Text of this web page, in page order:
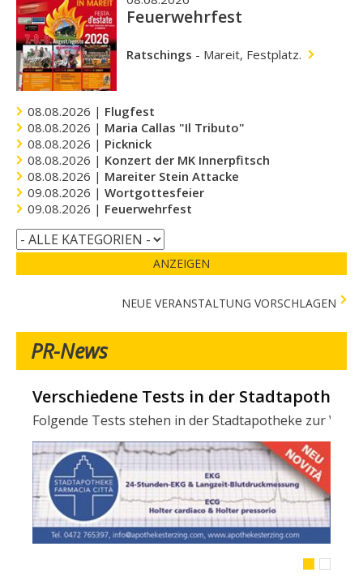
Feuerwehrfest
Ratschings - Mareit, Festplatz.
08.08.2026 | Flugfest
08.08.2026 | Maria Callas "Il Tributo"
08.08.2026 | Picknick
08.08.2026 | Konzert der MK Innerpfitsch
08.08.2026 | Mareiter Stein Attacke
09.08.2026 | Wortgottesfeier
09.08.2026 | Feuerwehrfest
ANZEIGEN
NEUE VERANSTALTUNG VORSCHLAGEN
PR-News
Verschiedene Tests in der
Folgende Tests stehen in der Stadtapotheke zur